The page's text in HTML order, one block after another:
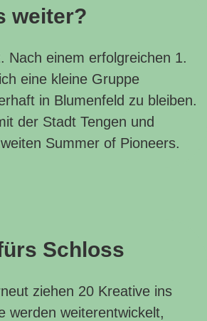
weiter?
Nach einem erfolgreichen 1.
eine kleine Gruppe
in Blumenfeld zu bleiben.
der Stadt Tengen und
Summer of Pioneers.
Schloss
ziehen 20 Kreative ins
werden weiterentwickelt,